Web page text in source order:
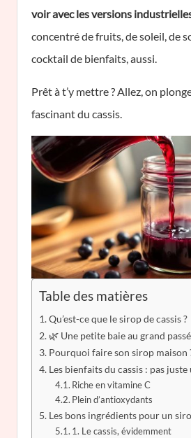
voir avec les versions
concentré de fruits, de soleil, de
cocktail de bienfaits, aussi.
Prêt à t’y mettre ? Allez, on
fascinant du cassis.
Table des matières
Qu’est-ce que le sirop de cassis ?
🌿 Une petite baie au grand passé
Pourquoi faire son sirop maison
Les bienfaits du cassis : pas
Riche en vitamine C
Plein d’antioxydants
Les bons ingrédients pour un
1. Le cassis, évidemment